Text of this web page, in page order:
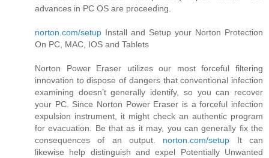
advances in PC OS are proceeding.
norton.com/setup Install and Setup your Norton Protection
On PC, MAC, IOS and Tablets
Norton Power Eraser utilizes our most forceful filtering
innovation to dispose of dangers that conventional infection
examining doesn’t generally identify, so you can recover
your PC. Since Norton Power Eraser is a forceful infection
expulsion instrument, it might check an authentic program
for evacuation. Be that as it may, you can generally fix the
consequences of an output. norton.com/setup It can
likewise help distinguish and expel Potentially Unwanted